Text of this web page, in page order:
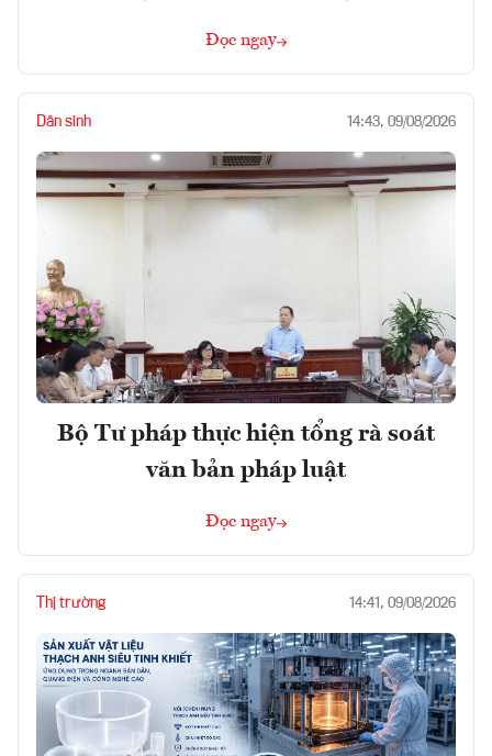
Đọc ngay
Dân sinh 14:43, 09/08/2026
Bộ Tư pháp thực hiện tổng rà soát
văn bản pháp luật
Đọc ngay
Thị trường 14:41, 09/08/2026